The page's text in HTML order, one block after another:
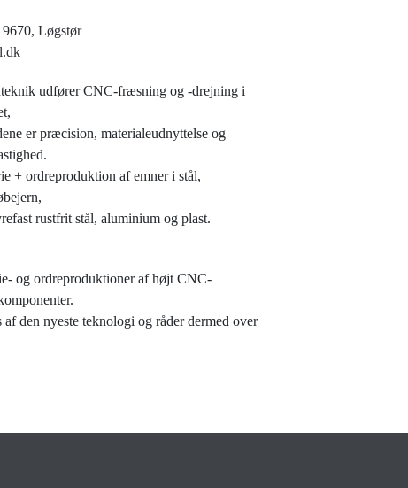
Løgstør
udfører CNC-fræsning og -drejning i
er præcision, materialeudnyttelse og
+ ordreproduktion af emner i stål,
rustfrit stål, aluminium og plast.
og ordreproduktioner af højt CNC-
af den nyeste teknologi og råder dermed over